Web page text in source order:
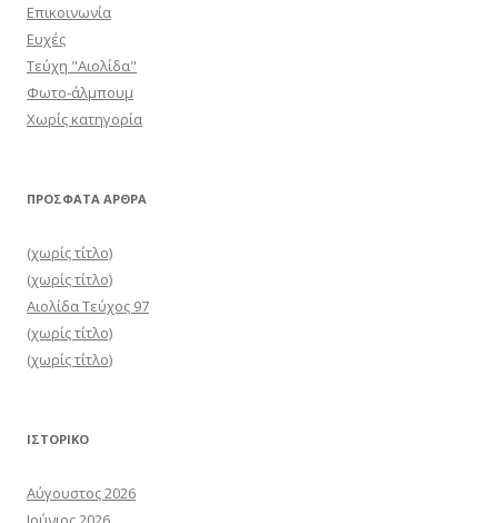
Επικοινωνία
Ευχές
Τεύχη "Αιολίδα"
Φωτο-άλμπουμ
Χωρίς κατηγορία
ΠΡΌΣΦΑΤΑ ΆΡΘΡΑ
(χωρίς τίτλο)
(χωρίς τίτλο)
Αιολίδα Τεύχος 97
(χωρίς τίτλο)
(χωρίς τίτλο)
ΙΣΤΟΡΙΚΌ
Αύγουστος 2026